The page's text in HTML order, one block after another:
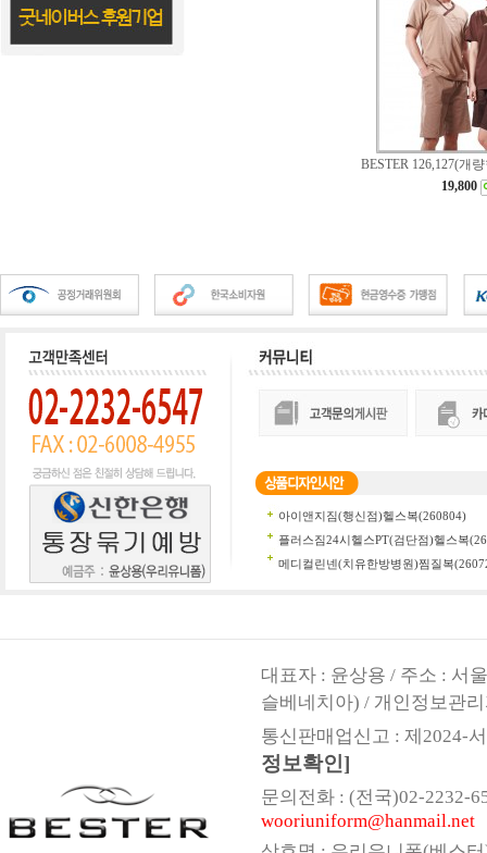
BESTER 126,127(개
19,800
대표자 : 윤상용 / 주소 : 서
슬베네치아) / 개인정보관
통신판매업신고 : 제2024-
정보확인]
문의전화 : (전국)02-2232-
wooriuniform@hanmail.net